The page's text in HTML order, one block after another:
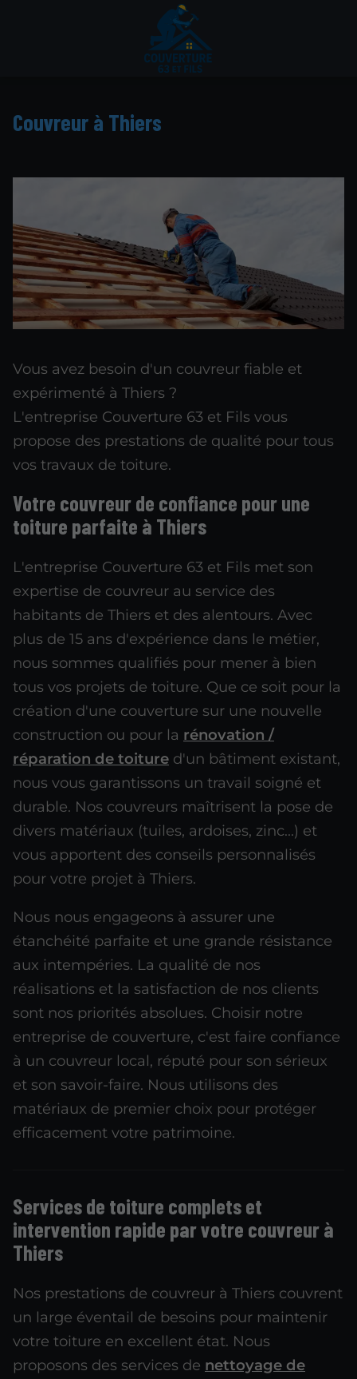
Couvreur à Thiers
Vous avez besoin d'un couvreur fiable et
expérimenté à Thiers ?
L'entreprise Couverture 63 et Fils vous
propose des prestations de qualité pour tous
vos travaux de toiture.
Votre couvreur de confiance pour une
toiture parfaite à Thiers
L'entreprise Couverture 63 et Fils met son
expertise de couvreur au service des
habitants de Thiers et des alentours. Avec
plus de 15 ans d'expérience dans le métier,
nous sommes qualifiés pour mener à bien
tous vos projets de toiture. Que ce soit pour la
création d'une couverture sur une nouvelle
construction ou pour la rénovation /
réparation de toiture d'un bâtiment existant,
nous vous garantissons un travail soigné et
durable. Nos couvreurs maîtrisent la pose de
divers matériaux (tuiles, ardoises, zinc...) et
vous apportent des conseils personnalisés
pour votre projet à Thiers.
Nous nous engageons à assurer une
étanchéité parfaite et une grande résistance
aux intempéries. La qualité de nos
réalisations et la satisfaction de nos clients
sont nos priorités absolues. Choisir notre
entreprise de couverture, c'est faire confiance
à un couvreur local, réputé pour son sérieux
et son savoir-faire. Nous utilisons des
matériaux de premier choix pour protéger
efficacement votre patrimoine.
Services de toiture complets et
intervention rapide par votre couvreur à
Thiers
Nos prestations de couvreur à Thiers couvrent
un large éventail de besoins pour maintenir
votre toiture en excellent état. Nous
proposons des services de nettoyage de